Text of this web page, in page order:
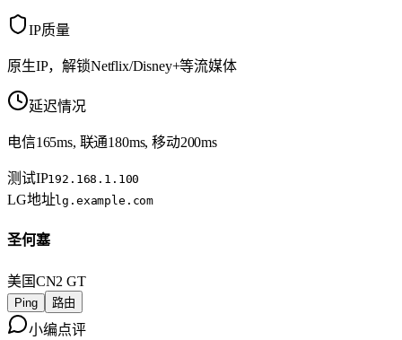
IP质量
原生IP，解锁Netflix/Disney+等流媒体
延迟情况
电信165ms, 联通180ms, 移动200ms
测试IP192.168.1.100
LG地址lg.example.com
圣何塞
美国CN2 GT
Ping 路由
小编点评